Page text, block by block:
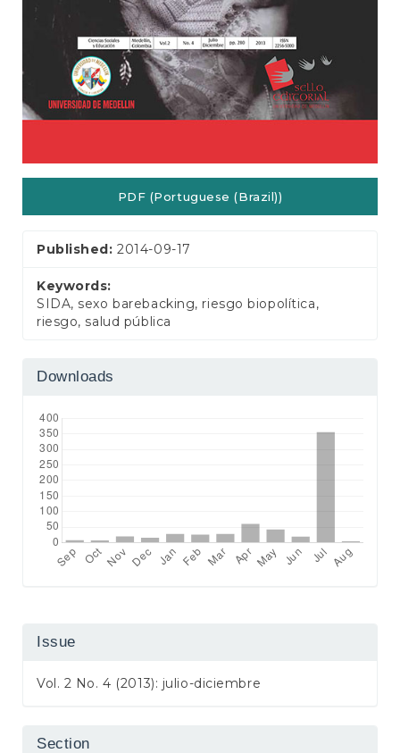
PDF (Portuguese (Brazil))
Published:2014-09-17
Keywords:
SIDA, sexo barebacking, riesgo biopolítica,
riesgo, salud pública
Downloads
Issue
Vol. 2 No. 4 (2013): julio-diciembre
Section